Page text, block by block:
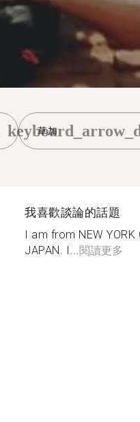
草加
我喜歡談論的話題
I am from NEW YORK
JAPAN. I...閱讀更多